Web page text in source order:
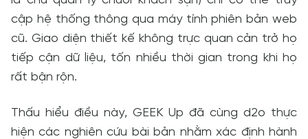
cập hệ thống thông qua máy tính phiên bản web
cũ. Giao diện thiết kế không trực quan cản trở họ
tiếp cận dữ liệu, tốn nhiều thời gian trong khi họ
rất bận rộn.
Thấu hiểu điều này, GEEK Up đã cùng d2o thực
hiện các nghiên cứu bài bản nhằm xác định hành